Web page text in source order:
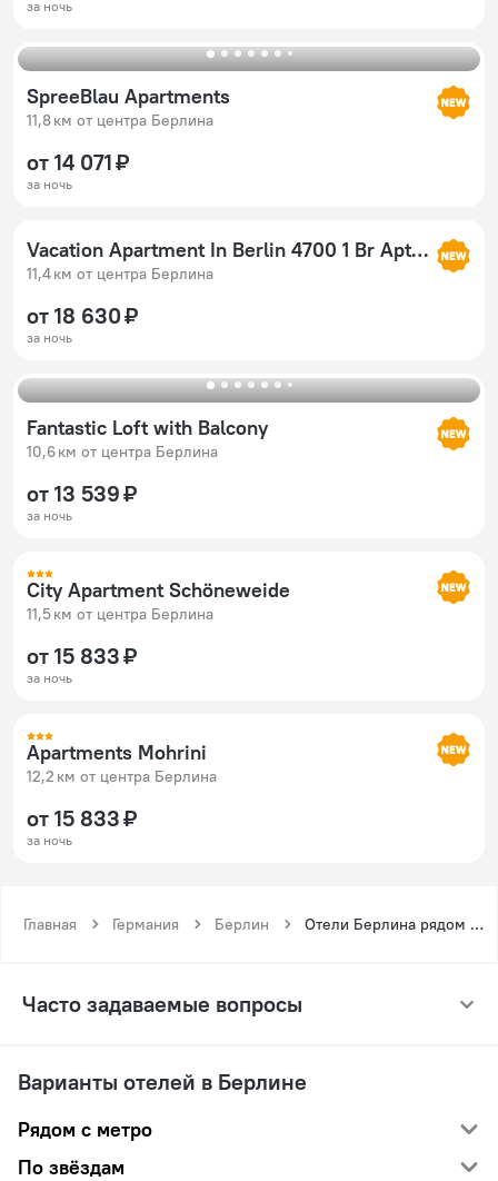
за ночь
SpreeBlau Apartments
11,8 км от центра Берлина
от 14 071 ₽
за ночь
Vacation Apartment In Berlin 4700 1 Br Apts By Redawning
11,4 км от центра Берлина
от 18 630 ₽
за ночь
Fantastic Loft with Balcony
10,6 км от центра Берлина
от 13 539 ₽
за ночь
City Apartment Schöneweide
11,5 км от центра Берлина
от 15 833 ₽
за ночь
Apartments Mohrini
12,2 км от центра Берлина
от 15 833 ₽
за ночь
Главная Германия Берлин Отели Берлина рядом с метро Шёневайде
Часто задаваемые вопросы
Варианты отелей в Берлине
Рядом с метро
По звёздам